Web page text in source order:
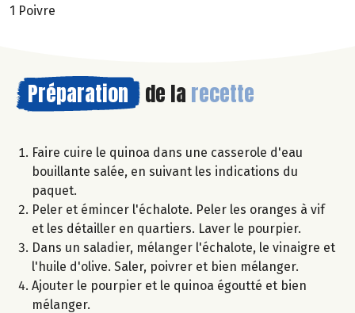
1 Poivre
Préparation de la recette
Faire cuire le quinoa dans une casserole d'eau
bouillante salée, en suivant les indications du
paquet.
Peler et émincer l'échalote. Peler les oranges à vif
et les détailler en quartiers. Laver le pourpier.
Dans un saladier, mélanger l'échalote, le vinaigre et
l'huile d'olive. Saler, poivrer et bien mélanger.
Ajouter le pourpier et le quinoa égoutté et bien
mélanger.